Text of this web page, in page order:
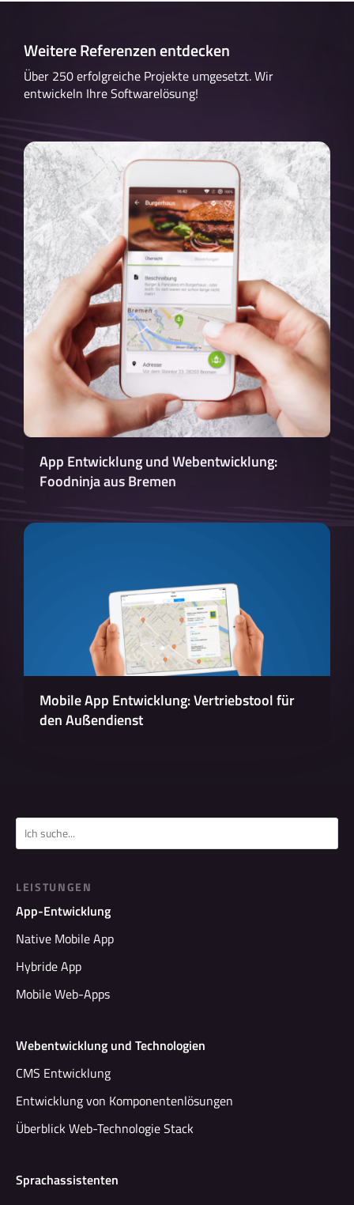
Weitere Referenzen entdecken
Über 250 erfolgreiche Projekte umgesetzt. Wir
entwickeln Ihre Softwarelösung!
App Entwicklung und Webentwicklung:
Foodninja aus Bremen
Mobile App Entwicklung: Vertriebstool für
den Außendienst
LEISTUNGEN
App-Entwicklung
Native Mobile App
Hybride App
Mobile Web-Apps
Webentwicklung und Technologien
CMS Entwicklung
Entwicklung von Komponentenlösungen
Überblick Web-Technologie Stack
Sprachassistenten